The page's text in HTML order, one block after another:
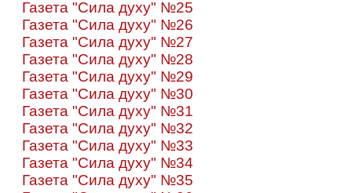
Газета "Сила духу" №25
Газета "Сила духу" №26
Газета "Сила духу" №27
Газета "Сила духу" №28
Газета "Сила духу" №29
Газета "Сила духу" №30
Газета "Сила духу" №31
Газета "Сила духу" №32
Газета "Сила духу" №33
Газета "Сила духу" №34
Газета "Сила духу" №35